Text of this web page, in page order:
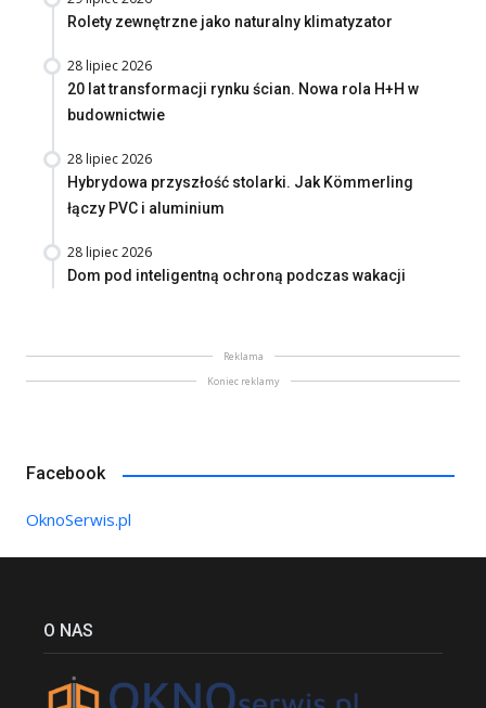
Rolety zewnętrzne jako naturalny klimatyzator
28 lipiec 2026
20 lat transformacji rynku ścian. Nowa rola H+H w
budownictwie
28 lipiec 2026
Hybrydowa przyszłość stolarki. Jak Kömmerling
łączy PVC i aluminium
28 lipiec 2026
Dom pod inteligentną ochroną podczas wakacji
Reklama
Koniec reklamy
Facebook
OknoSerwis.pl
O NAS